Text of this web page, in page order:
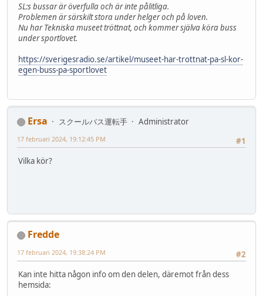
SL:s bussar är överfulla och är inte pålitliga.
Problemen är särskilt stora under helger och på loven.
Nu har Tekniska museet tröttnat, och kommer själva köra buss
under sportlovet.
https://sverigesradio.se/artikel/museet-har-trottnat-pa-sl-kor-
egen-buss-pa-sportlovet
Ersa スクールバス運転手
Administrator
#1
17 februari 2024, 19:12:45 PM
Vilka kör?
Fredde
#2
17 februari 2024, 19:38:24 PM
Kan inte hitta någon info om den delen, däremot från dess
hemsida: